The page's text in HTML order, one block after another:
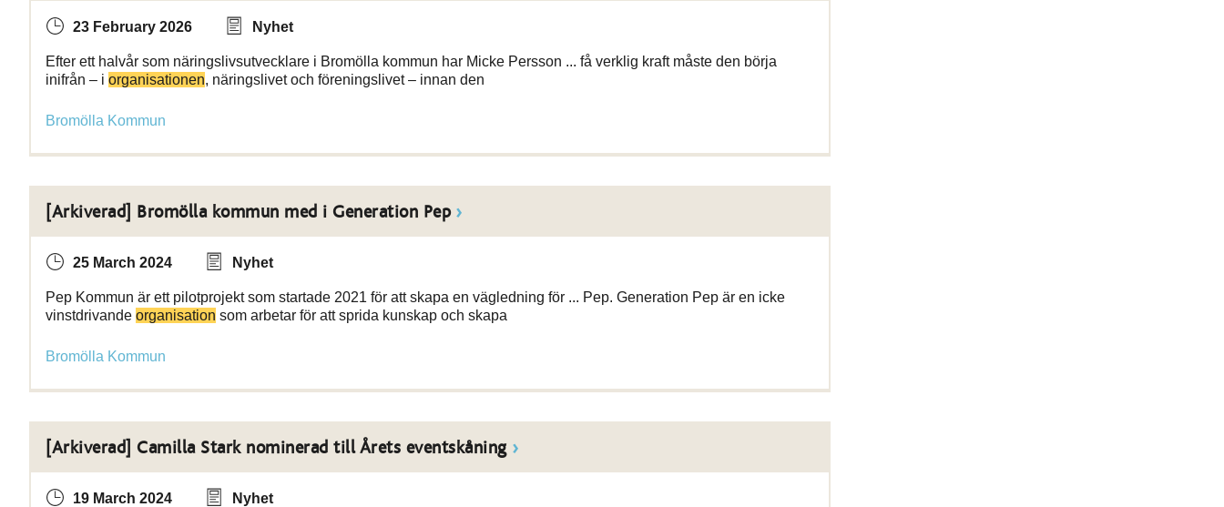
23 February 2026 Nyhet
Efter ett halvår som näringslivsutvecklare i Bromölla kommun har Micke Persson ... få verklig kraft måste den börja
inifrån – i organisationen, näringslivet och föreningslivet – innan den
Bromölla Kommun
[Arkiverad] Bromölla kommun med i Generation Pep
25 March 2024 Nyhet
Pep Kommun är ett pilotprojekt som startade 2021 för att skapa en vägledning för ... Pep. Generation Pep är en icke
vinstdrivande organisation som arbetar för att sprida kunskap och skapa
Bromölla Kommun
[Arkiverad] Camilla Stark nominerad till Årets eventskåning
19 March 2024 Nyhet